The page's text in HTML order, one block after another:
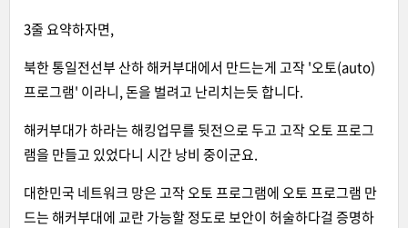
3줄 요약하자면,
북한 통일전선부 산하 해커부대에서 만드는게 고작 '오토(auto)
프로그램' 이라니, 돈을 벌려고 난리치는듯 합니다.
해커부대가 하라는 해킹업무를 뒷전으로 두고 고작 오토 프로그
램을 만들고 있었다니 시간 낭비 중이군요.
대한민국 네트워크 망은 고작 오토 프로그램에 오토 프로그램 만
드는 해커부대에 교란 가능할 정도로 보안이 허술하다걸 증명하